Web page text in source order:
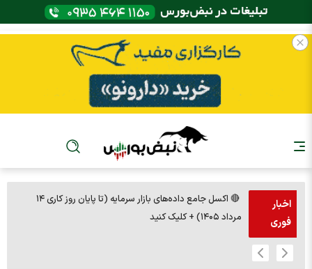
اخبار
فوری
🔴 اکسل جامع داده‌های بازار سرمایه (تا پایان روز کاری ۱۴
مرداد ۱۴۰۵) + کلیک کنید